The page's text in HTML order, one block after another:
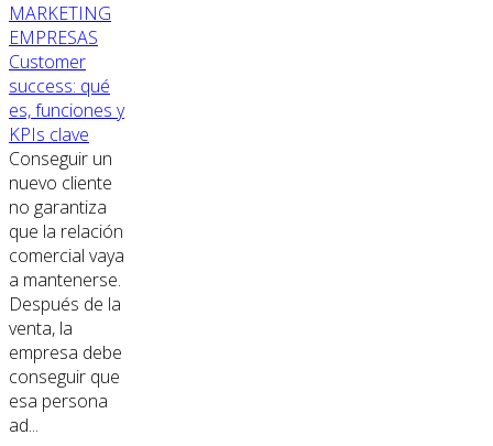
MARKETING
EMPRESAS
Customer
success: qué
es, funciones y
KPIs clave
Conseguir un
nuevo cliente
no garantiza
que la relación
comercial vaya
a mantenerse.
Después de la
venta, la
empresa debe
conseguir que
esa persona
ad...